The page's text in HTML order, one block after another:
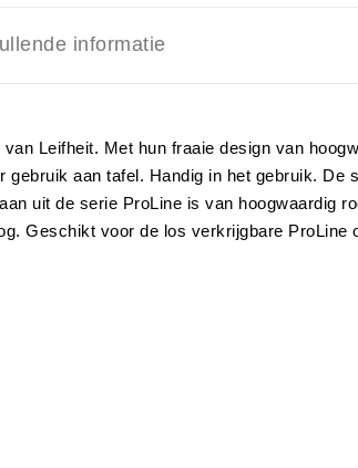
informatie
Leifheit. Met hun fraaie design van
aan tafel. Handig in het gebruik. De
uit de serie ProLine is van hoogwaardig
Geschikt voor de los verkrijgbare ProLine